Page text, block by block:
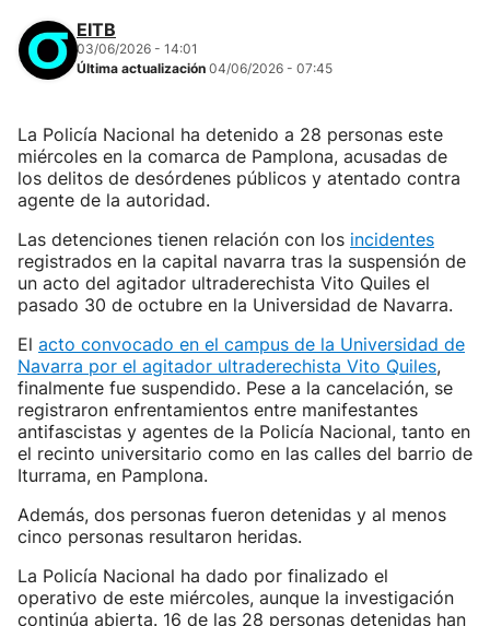
EITB
03/06/2026 - 14:01
Última actualización 04/06/2026 - 07:45
La Policía Nacional ha detenido a 28 personas este
miércoles en la comarca de Pamplona, acusadas de
los delitos de desórdenes públicos y atentado contra
agente de la autoridad.
Las detenciones tienen relación con los incidentes
registrados en la capital navarra tras la suspensión de
un acto del agitador ultraderechista Vito Quiles el
pasado 30 de octubre en la Universidad de Navarra.
El acto convocado en el campus de la Universidad de
Navarra por el agitador ultraderechista Vito Quiles,
finalmente fue suspendido. Pese a la cancelación, se
registraron enfrentamientos entre manifestantes
antifascistas y agentes de la Policía Nacional, tanto en
el recinto universitario como en las calles del barrio de
Iturrama, en Pamplona.
Además, dos personas fueron detenidas y al menos
cinco personas resultaron heridas.
La Policía Nacional ha dado por finalizado el
operativo de este miércoles, aunque la investigación
continúa abierta. 16 de las 28 personas detenidas han